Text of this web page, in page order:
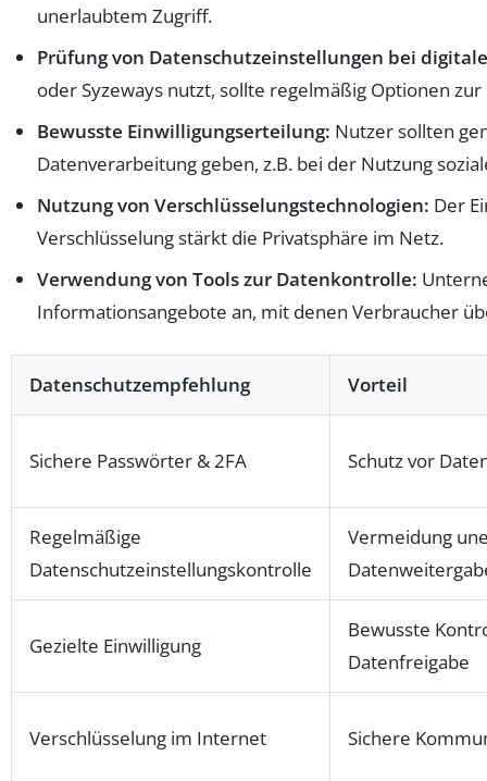
unerlaubtem Zugriff.
Prüfung von Datenschutzeinstellungen bei
oder Syzeways nutzt, sollte regelmäßig Optionen
Bewusste Einwilligungserteilung: Nutzer sollten
Datenverarbeitung geben, z.B. bei der Nutzung
Nutzung von Verschlüsselungstechnologien: Der
Verschlüsselung stärkt die Privatsphäre im Netz.
Verwendung von Tools zur Datenkontrolle:
Informationsangebote an, mit denen Verbraucher
Datenschutzempfehlung Vorteil
Sichere Passwörter & 2FA Schutz vor
Regelmäßige
Datenschutzeinstellungskontrolle
Vermeidung
Gezielte Einwilligung
Bewusste
Datenfreigabe
Verschlüsselung im Internet Sichere